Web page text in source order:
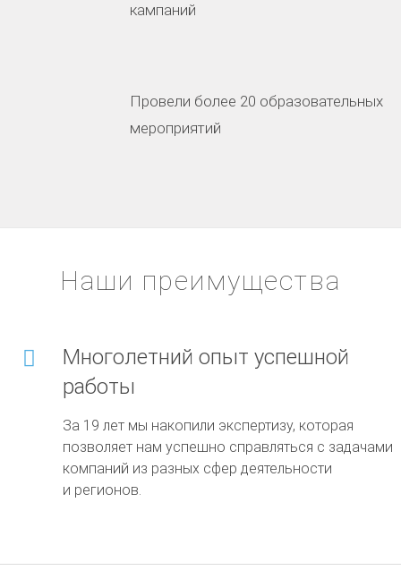
кампаний
Провели более 20 образовательных
мероприятий
Наши преимущества
Многолетний опыт успешной
работы
За 19 лет мы накопили экспертизу, которая
позволяет нам успешно справляться с задачами
компаний из разных сфер деятельности
и регионов.